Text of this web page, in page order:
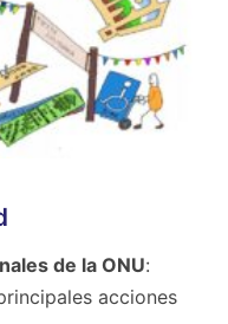
de la ONU:
acciones